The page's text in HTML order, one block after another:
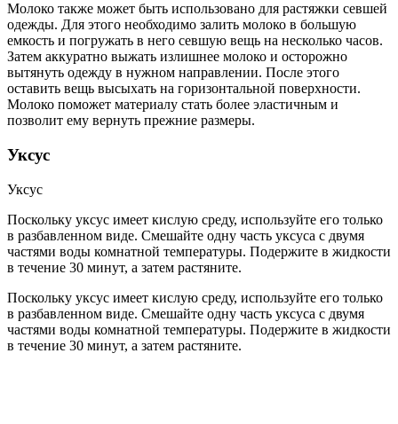
Молоко также может быть использовано для растяжки севшей
одежды. Для этого необходимо залить молоко в большую
емкость и погружать в него севшую вещь на несколько часов.
Затем аккуратно выжать излишнее молоко и осторожно
вытянуть одежду в нужном направлении. После этого
оставить вещь высыхать на горизонтальной поверхности.
Молоко поможет материалу стать более эластичным и
позволит ему вернуть прежние размеры.
Уксус
Уксус
Поскольку уксус имеет кислую среду, используйте его только
в разбавленном виде. Смешайте одну часть уксуса с двумя
частями воды комнатной температуры. Подержите в жидкости
в течение 30 минут, а затем растяните.
Поскольку уксус имеет кислую среду, используйте его только
в разбавленном виде. Смешайте одну часть уксуса с двумя
частями воды комнатной температуры. Подержите в жидкости
в течение 30 минут, а затем растяните.